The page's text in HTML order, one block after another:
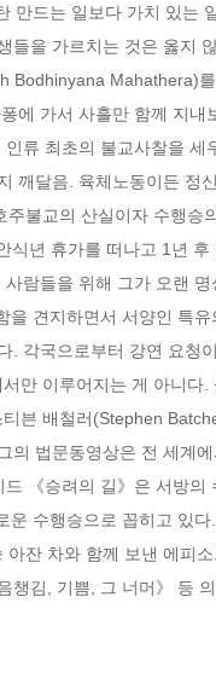
만드는 일보다 가치 있는
들을 가르치는 것은 옳지
Bodhinyana Mahathera)
에 가서 사흘만 함께 지내
류 최초의 불교사찰을 세
깨달음. 육체노동이든 정
주불교의 산실이자 수행승
식년 휴가를 떠나고 1년 후
람들을 위해 그가 오랜
을 견지하면서 서양인 특
. 각국으로부터 강연 요청
만 이루어지는 게 아니다.
븐 배철러(Stephen
의 법문동영상은 전 세계
《승려의 길》은 서방의
운 수행승으로 꼽히고 있
잔 차와 함께 보낸 에피
챙김, 기쁨, 그 너머》 등